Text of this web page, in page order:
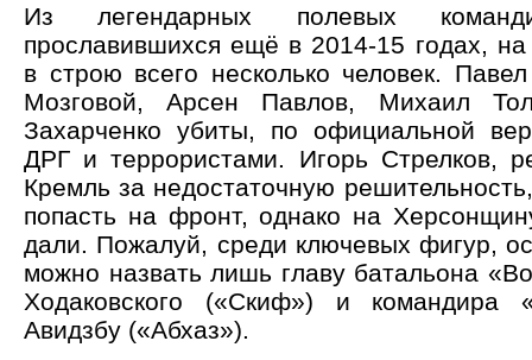
Из легендарных полевых
прославившихся ещё в 2014-15 годах, на
в строю всего несколько человек.
Мозговой, Арсен Павлов, Михаил
Захарченко убиты, по официальной
ДРГ и террористами. Игорь Стрелков,
Кремль за недостаточную
попасть на фронт, однако на
дали. Пожалуй, среди ключевых фигур,
можно назвать лишь главу батальона
Ходаковского («Скиф») и командира
Авидзбу («Абхаз»).